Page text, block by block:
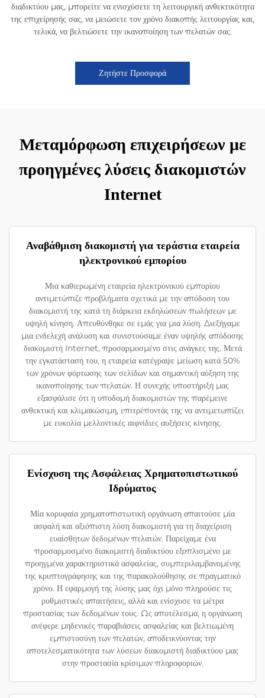
διαδικτύου μας, μπορείτε να ενισχύσετε τη λειτουργική ανθεκτικότητα
της επιχείρησής σας, να μειώσετε τον χρόνο διακοπής λειτουργίας και,
τελικά, να βελτιώσετε την ικανοποίηση των πελατών σας.
Ζητήστε Προσφορά
Μεταμόρφωση επιχειρήσεων με
προηγμένες λύσεις διακομιστών
Internet
Αναβάθμιση διακομιστή για τεράστια εταιρεία
ηλεκτρονικού εμπορίου
Μια καθιερωμένη εταιρεία ηλεκτρονικού εμπορίου
αντιμετώπιζε προβλήματα σχετικά με την απόδοση του
διακομιστή της κατά τη διάρκεια εκδηλώσεων πωλήσεων με
υψηλή κίνηση. Απευθύνθηκε σε εμάς για μια λύση. Διεξήγαμε
μια ενδελεχή ανάλυση και συνιστούσαμε έναν υψηλής απόδοσης
διακομιστή Internet, προσαρμοσμένο στις ανάγκες της. Μετά
την εγκατάστασή του, η εταιρεία κατέγραψε μείωση κατά 50%
των χρόνων φόρτωσης των σελίδων και σημαντική αύξηση της
ικανοποίησης των πελατών. Η συνεχής υποστήριξή μας
εξασφάλισε ότι η υποδομή διακομιστών της παρέμεινε
ανθεκτική και κλιμακώσιμη, επιτρέποντάς της να αντιμετωπίζει
με ευκολία μελλοντικές αιφνίδιες αυξήσεις κίνησης.
Ενίσχυση της Ασφάλειας Χρηματοπιστωτικού
Ιδρύματος
Μία κορυφαία χρηματοπιστωτική οργάνωση απαιτούσε μία
ασφαλή και αξιόπιστη λύση διακομιστή για τη διαχείριση
ευαίσθητων δεδομένων πελατών. Παρείχαμε ένα
προσαρμοσμένο διακομιστή διαδικτύου εξοπλισμένο με
προηγμένα χαρακτηριστικά ασφαλείας, συμπεριλαμβανομένης
της κρυπτογράφησης και της παρακολούθησης σε πραγματικό
χρόνο. Η εφαρμογή της λύσης μας όχι μόνο πληρούσε τις
ρυθμιστικές απαιτήσεις, αλλά και ενίσχυσε τα μέτρα
προστασίας των δεδομένων τους. Ως αποτέλεσμα, η οργάνωση
ανέφερε μηδενικές παραβιάσεις ασφαλείας και βελτιωμένη
εμπιστοσύνη των πελατών, αποδεικνύοντας την
αποτελεσματικότητα των λύσεων διακομιστή διαδικτύου μας
στην προστασία κρίσιμων πληροφοριών.